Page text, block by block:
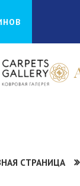
СТРАНИЦА